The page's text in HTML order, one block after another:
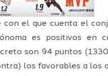
con el que cuenta el
es positivos en
son 94 puntos
los favorables a los